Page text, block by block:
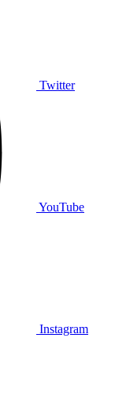
Twitter
YouTube
Instagram